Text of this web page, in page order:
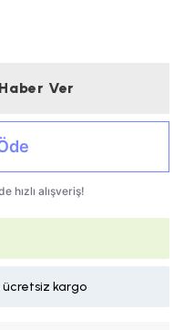
Ver
ücretsiz kargo